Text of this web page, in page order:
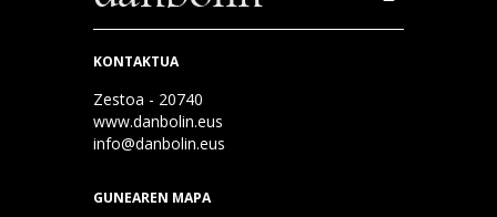
KONTAKTUA
Zestoa - 20740
www.danbolin.eus
info@danbolin.eus
GUNEAREN MAPA